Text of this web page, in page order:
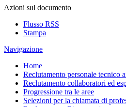
Azioni sul documento
Flusso RSS
Stampa
Navigazione
Home
Reclutamento personale tecnico
Reclutamento collaboratori ed
Progressione tra le aree
Selezioni per la chiamata di